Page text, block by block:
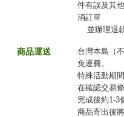
件有誤及其
消訂單
並辦理退款
商品運送
台灣本島（
免運費。
特殊活動期
在確認交易
完成後約1-3
商品寄出後